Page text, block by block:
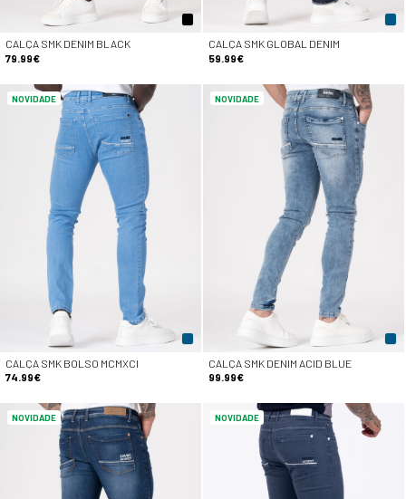
CALÇA SMK DENIM BLACK
79.99€
CALÇA SMK GLOBAL DENIM
59.99€
NOVIDADE
CALÇA SMK BOLSO MCMXCI
74.99€
NOVIDADE
CALÇA SMK DENIM ACID BLUE
99.99€
NOVIDADE NOVIDADE